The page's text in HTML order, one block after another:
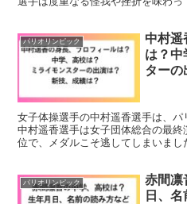
パリオリンピック
中村遥
は？中
ターの
女子体操選手の中村遥香選手は、パ
中村遥香選手は女子団体総合の最
位で、メダルこそ逃してしまいまし
パリオリンピック
赤間凛
日、